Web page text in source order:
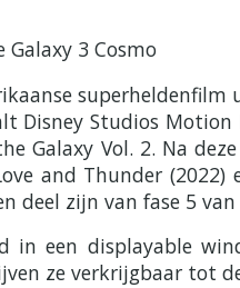
Galaxy 3 Cosmo
Disney Studios
Galaxy Vol. 2. Na
and Thunder
deel zijn van fase 5 van
in een displayable
ze verkrijgbaar tot